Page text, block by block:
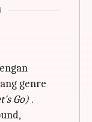
genre
Go) .